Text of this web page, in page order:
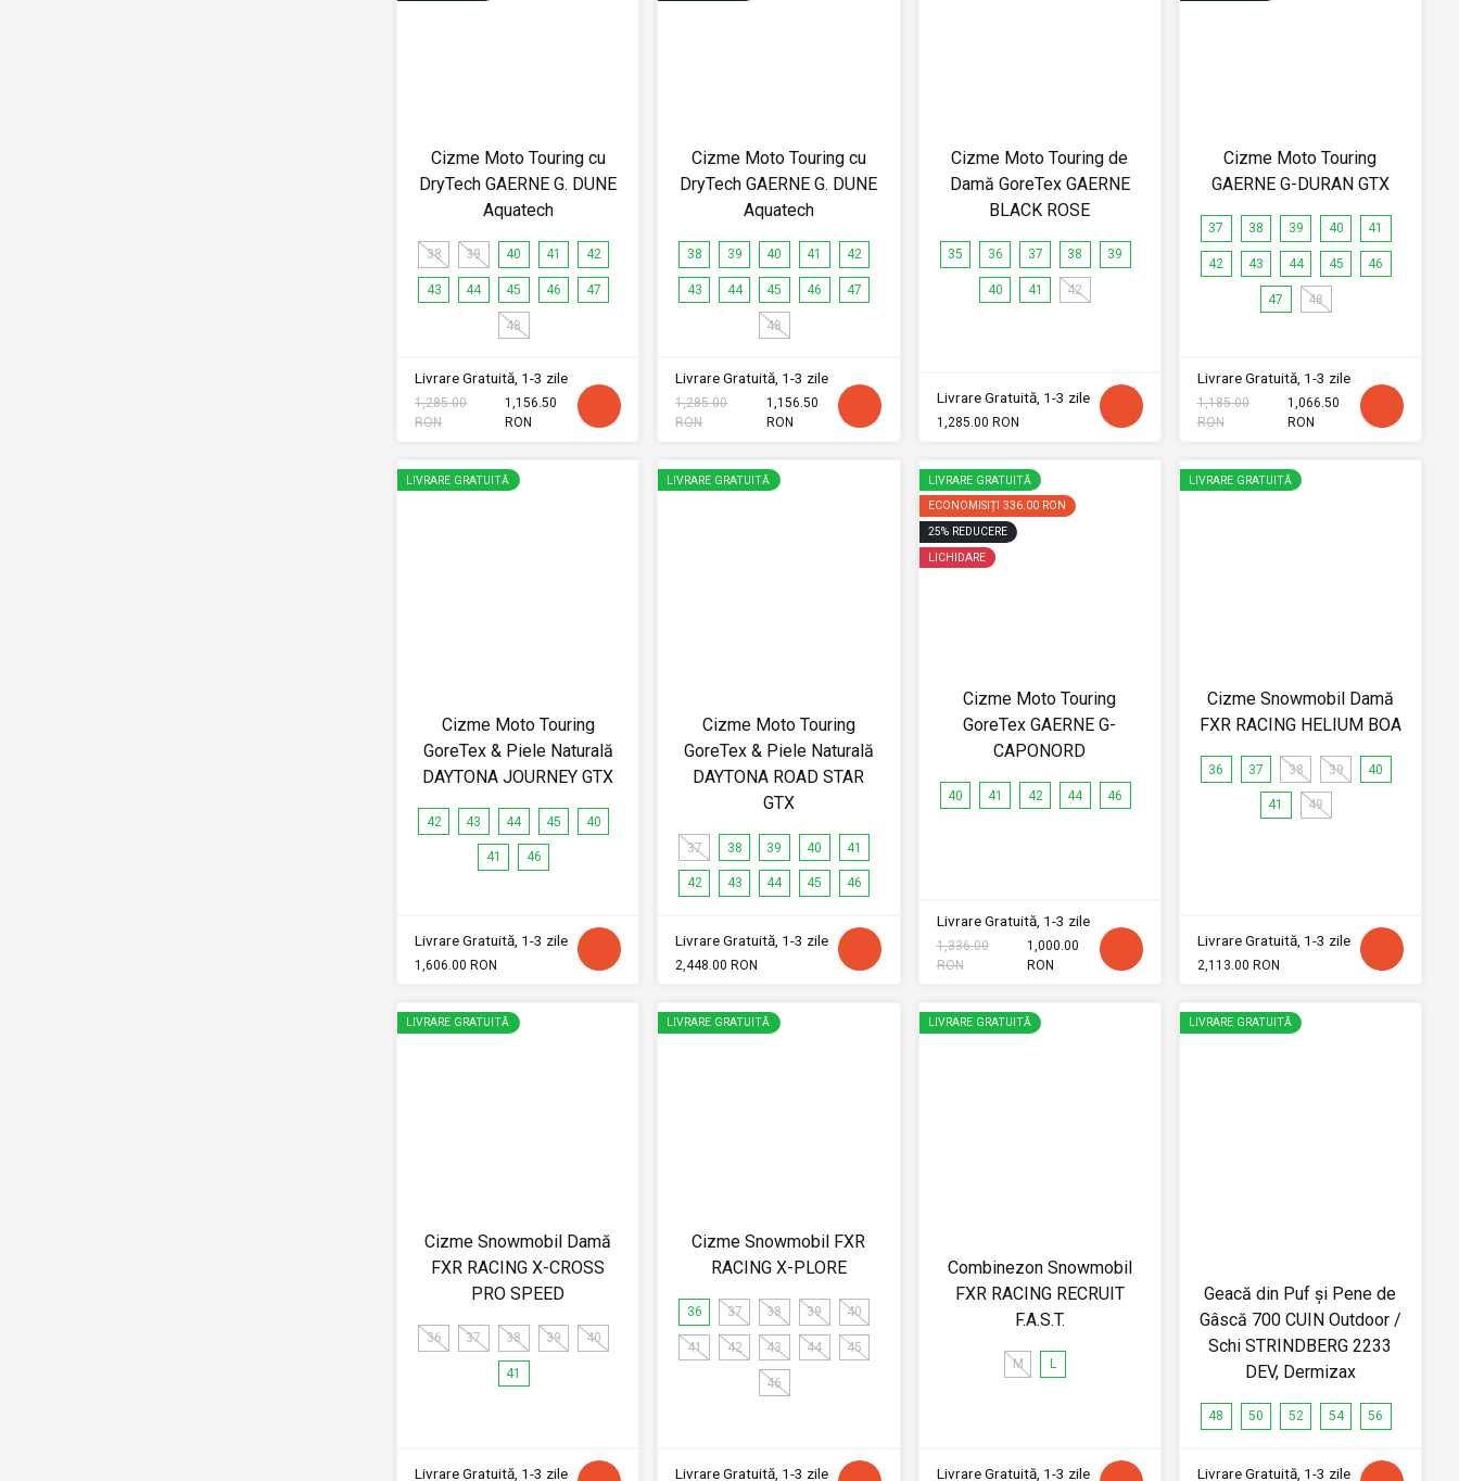
Cizme Moto Touring cu
DryTech GAERNE G. DUNE
Aquatech
38 39 40 41 42
43 44 45 46 47
48
Livrare Gratuită, 1-3 zile
1,285.00
RON
1,156.50
RON
Cizme Moto Touring cu
DryTech GAERNE G. DUNE
Aquatech
38 39 40 41 42
43 44 45 46 47
48
Livrare Gratuită, 1-3 zile
1,285.00
RON
1,156.50
RON
Cizme Moto Touring de
Damă GoreTex GAERNE
BLACK ROSE
35 36 37 38 39
40 41 42
Livrare Gratuită, 1-3 zile
1,285.00 RON
Cizme Moto Touring
GAERNE G-DURAN GTX
37 38 39 40 41
42 43 44 45 46
47 48
Livrare Gratuită, 1-3 zile
1,185.00
RON
1,066.50
RON
LIVRARE GRATUITĂ
Cizme Moto Touring
GoreTex & Piele Naturală
DAYTONA JOURNEY GTX
42 43 44 45 40
41 46
Livrare Gratuită, 1-3 zile
1,606.00 RON
LIVRARE GRATUITĂ
Cizme Moto Touring
GoreTex & Piele Naturală
DAYTONA ROAD STAR
GTX
37 38 39 40 41
42 43 44 45 46
Livrare Gratuită, 1-3 zile
2,448.00 RON
LIVRARE GRATUITĂ
ECONOMISIȚI 336.00 RON
25% REDUCERE
LICHIDARE
Cizme Moto Touring
GoreTex GAERNE G-
CAPONORD
40 41 42 44 46
Livrare Gratuită, 1-3 zile
1,336.00
RON
1,000.00
RON
LIVRARE GRATUITĂ
Cizme Snowmobil Damă
FXR RACING HELIUM BOA
36 37 38 39 40
41 49
Livrare Gratuită, 1-3 zile
2,113.00 RON
LIVRARE GRATUITĂ
Cizme Snowmobil Damă
FXR RACING X-CROSS
PRO SPEED
36 37 38 39 40
41
Livrare Gratuită, 1-3 zile
LIVRARE GRATUITĂ
Cizme Snowmobil FXR
RACING X-PLORE
36 37 38 39 40
41 42 43 44 45
46
Livrare Gratuită, 1-3 zile
LIVRARE GRATUITĂ
Combinezon Snowmobil
FXR RACING RECRUIT
F.A.S.T.
M L
Livrare Gratuită, 1-3 zile
LIVRARE GRATUITĂ
Geacă din Puf și Pene de
Gâscă 700 CUIN Outdoor /
Schi STRINDBERG 2233
DEV, Dermizax
48 50 52 54 56
Livrare Gratuită, 1-3 zile